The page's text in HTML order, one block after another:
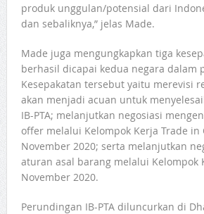
produk unggulan/potensial dari
dan sebaliknya,” jelas Made.
Made juga mengungkapkan tiga
berhasil dicapai kedua negara dalam
Kesepakatan tersebut yaitu merevisi
akan menjadi acuan untuk
IB-PTA; melanjutkan negosiasi
offer melalui Kelompok Kerja Trade in
November 2020; serta melanjutkan
aturan asal barang melalui Kelompok
November 2020.
Perundingan IB-PTA diluncurkan di